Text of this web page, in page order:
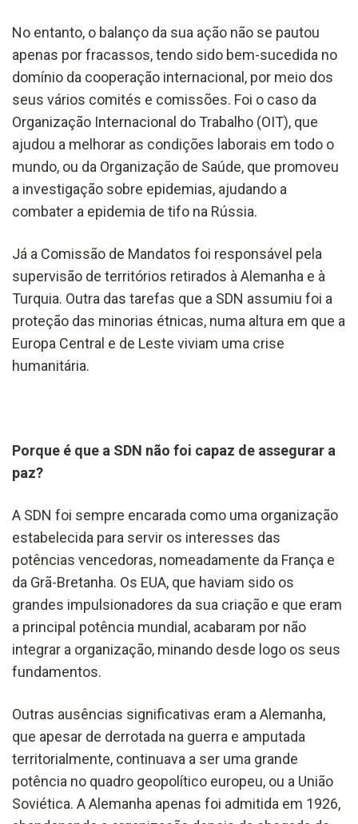
No entanto, o balanço da sua ação não se pautou
apenas por fracassos, tendo sido bem-sucedida no
domínio da cooperação internacional, por meio dos
seus vários comités e comissões. Foi o caso da
Organização Internacional do Trabalho (OIT), que
ajudou a melhorar as condições laborais em todo o
mundo, ou da Organização de Saúde, que promoveu
a investigação sobre epidemias, ajudando a
combater a epidemia de tifo na Rússia.
Já a Comissão de Mandatos foi responsável pela
supervisão de territórios retirados à Alemanha e à
Turquia. Outra das tarefas que a SDN assumiu foi a
proteção das minorias étnicas, numa altura em que a
Europa Central e de Leste viviam uma crise
humanitária.
Porque é que a SDN não foi capaz de assegurar a
paz?
A SDN foi sempre encarada como uma organização
estabelecida para servir os interesses das
potências vencedoras, nomeadamente da França e
da Grã-Bretanha. Os EUA, que haviam sido os
grandes impulsionadores da sua criação e que eram
a principal potência mundial, acabaram por não
integrar a organização, minando desde logo os seus
fundamentos.
Outras ausências significativas eram a Alemanha,
que apesar de derrotada na guerra e amputada
territorialmente, continuava a ser uma grande
potência no quadro geopolítico europeu, ou a União
Soviética. A Alemanha apenas foi admitida em 1926,